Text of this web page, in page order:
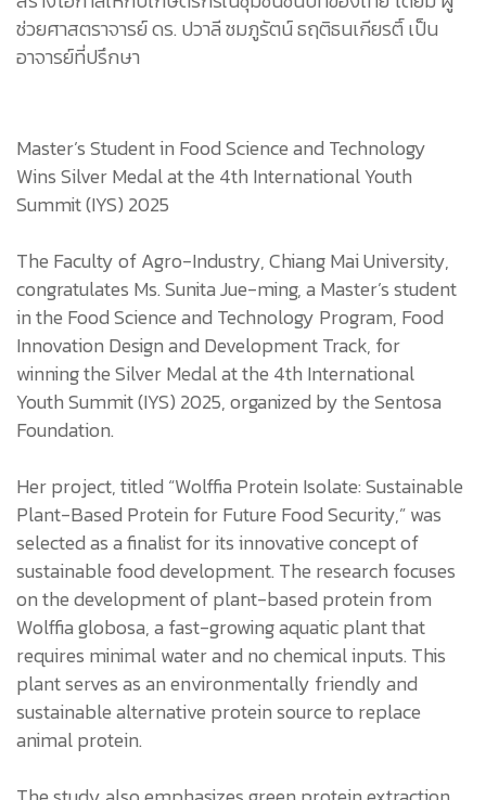
ช่วยศาสตราจารย์ ดร. ปวาลี ชมภูรัตน์ ธฤติธนเกียรติ์ เป็น
อาจารย์ที่ปรึกษา
Master’s Student in Food Science and Technology
Wins Silver Medal at the 4th International Youth
Summit (IYS) 2025
The Faculty of Agro-Industry, Chiang Mai University,
congratulates Ms. Sunita Jue-ming, a Master’s student
in the Food Science and Technology Program, Food
Innovation Design and Development Track, for
winning the Silver Medal at the 4th International
Youth Summit (IYS) 2025, organized by the Sentosa
Foundation.
Her project, titled “Wolffia Protein Isolate: Sustainable
Plant-Based Protein for Future Food Security,” was
selected as a finalist for its innovative concept of
sustainable food development. The research focuses
on the development of plant-based protein from
Wolffia globosa, a fast-growing aquatic plant that
requires minimal water and no chemical inputs. This
plant serves as an environmentally friendly and
sustainable alternative protein source to replace
animal protein.